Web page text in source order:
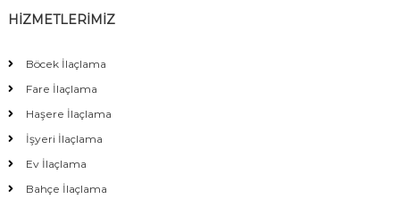
HİZMETLERİMİZ
Böcek İlaçlama
Fare İlaçlama
Haşere İlaçlama
İşyeri İlaçlama
Ev İlaçlama
Bahçe İlaçlama